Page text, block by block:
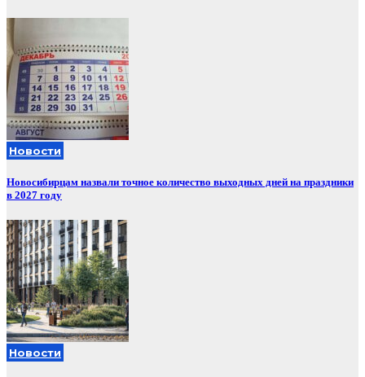
Новости
Новосибирцам назвали точное количество выходных дней на праздники
в 2027 году
Новости